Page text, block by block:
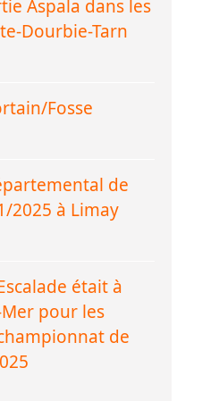
Aspala dans les
Dourbie-Tarn
Fosse
de
2025 à Limay
était à
pour les
de